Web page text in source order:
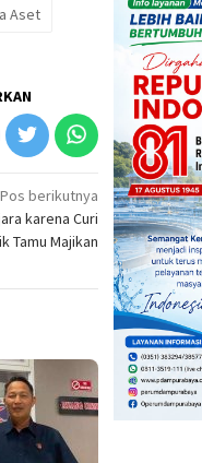
Aset
Pos berikutnya
karena Curi
Tamu Majikan